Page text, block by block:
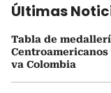
Últimas
Tabla de
va Colombia